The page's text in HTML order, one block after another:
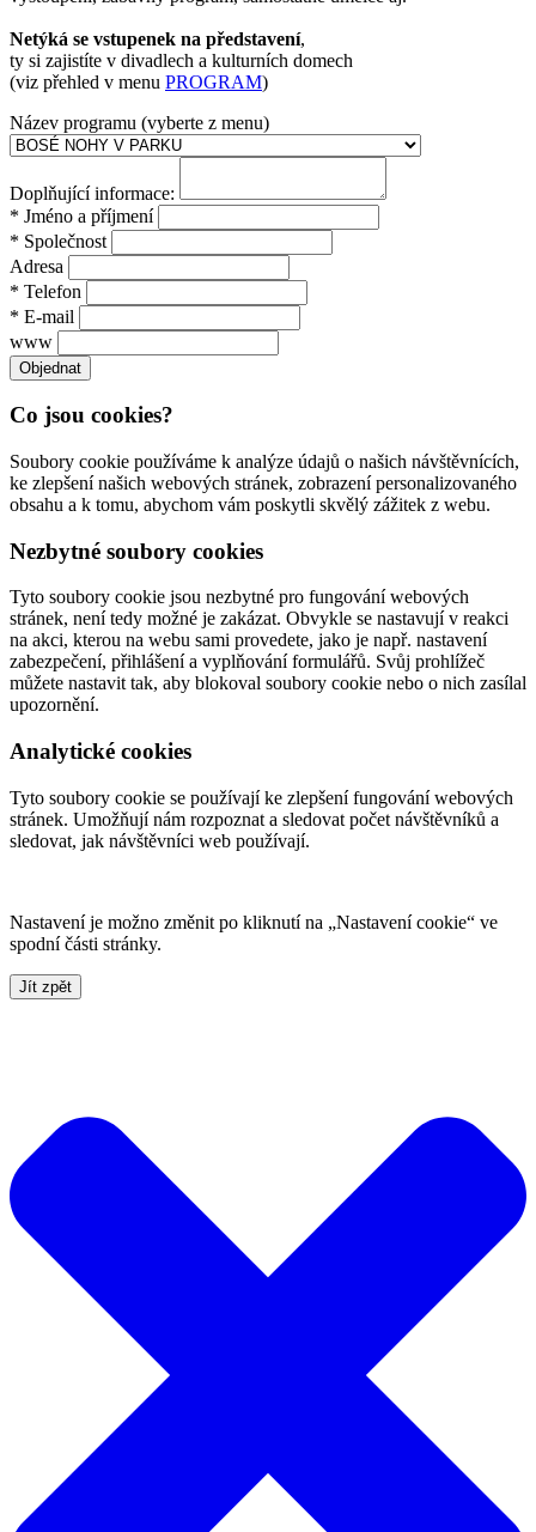
Netýká se vstupenek na představení,
ty si zajistíte v divadlech a kulturních domech
(viz přehled v menu PROGRAM)
Název programu (vyberte z menu)
Doplňující informace:
* Jméno a příjmení
* Společnost
Adresa
* Telefon
* E-mail
www
Co jsou cookies?
Soubory cookie používáme k analýze údajů o našich návštěvnících,
ke zlepšení našich webových stránek, zobrazení personalizovaného
obsahu a k tomu, abychom vám poskytli skvělý zážitek z webu.
Nezbytné soubory cookies
Tyto soubory cookie jsou nezbytné pro fungování webových
stránek, není tedy možné je zakázat. Obvykle se nastavují v reakci
na akci, kterou na webu sami provedete, jako je např. nastavení
zabezpečení, přihlášení a vyplňování formulářů. Svůj prohlížeč
můžete nastavit tak, aby blokoval soubory cookie nebo o nich zasílal
upozornění.
Analytické cookies
Tyto soubory cookie se používají ke zlepšení fungování webových
stránek. Umožňují nám rozpoznat a sledovat počet návštěvníků a
sledovat, jak návštěvníci web používají.
Nastavení je možno změnit po kliknutí na „Nastavení cookie“ ve
spodní části stránky.
Jít zpět